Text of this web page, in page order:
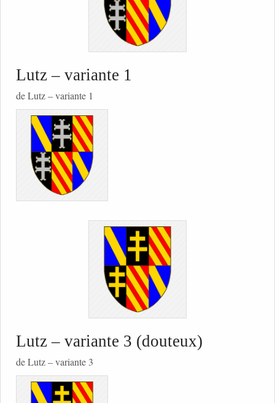
Lutz – variante 1
de Lutz – variante 1
Lutz – variante 3 (douteux)
de Lutz – variante 3